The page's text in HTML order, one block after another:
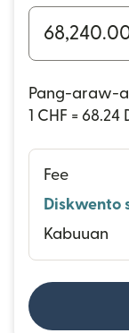
Pang-araw-
1 CHF = 68.24
Fee
Diskwento
Kabuuan